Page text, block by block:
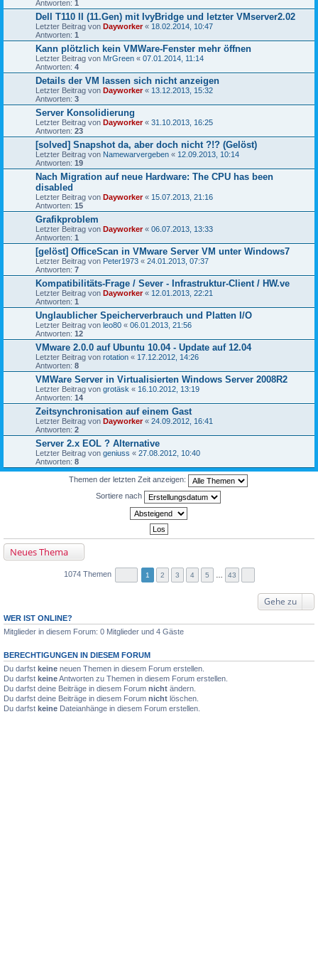
Antworten: 1
Dell T110 II (11.Gen) mit IvyBridge und letzter VMserver2.02
Letzter Beitrag von Dayworker« 18.02.2014, 10:47
Antworten: 1
Kann plötzlich kein VMWare-Fenster mehr öffnen
Letzter Beitrag von MrGreen « 07.01.2014, 11:14
Antworten: 4
Details der VM lassen sich nicht anzeigen
Letzter Beitrag von Dayworker« 13.12.2013, 15:32
Antworten: 3
Server Konsolidierung
Letzter Beitrag von Dayworker« 31.10.2013, 16:25
Antworten: 23
[solved] Snapshot da, aber doch nicht ?!? (Gelöst)
Letzter Beitrag von Namewarvergeben « 12.09.2013, 10:14
Antworten: 19
Nach Migration auf neue Hardware: The CPU has been
disabled
Letzter Beitrag von Dayworker« 15.07.2013, 21:16
Antworten: 15
Grafikproblem
Letzter Beitrag von Dayworker« 06.07.2013, 13:33
Antworten: 1
[gelöst] OfficeScan in VMware Server VM unter Windows7
Letzter Beitrag von Peter1973 « 24.01.2013, 07:37
Antworten: 7
Kompatibilitäts-Frage / Sever - Infrastruktur-Client / HW.ve
Letzter Beitrag von Dayworker« 12.01.2013, 22:21
Antworten: 1
Unglaublicher Speicherverbrauch und Platten I/O
Letzter Beitrag von leo80 « 06.01.2013, 21:56
Antworten: 12
VMware 2.0.0 auf Ubuntu 10.04 - Update auf 12.04
Letzter Beitrag von rotation « 17.12.2012, 14:26
Antworten: 8
VMWare Server in Virtualisierten Windows Server 2008R2
Letzter Beitrag von grotäsk « 16.10.2012, 13:19
Antworten: 14
Zeitsynchronisation auf einem Gast
Letzter Beitrag von Dayworker« 24.09.2012, 16:41
Antworten: 2
Server 2.x EOL ? Alternative
Letzter Beitrag von geniuss « 27.08.2012, 10:40
Antworten: 8
Themen der letzten Zeit anzeigen:
Sortiere nach
Neues Thema
1074 Themen 1 2 3 4 5 43
Gehe zu
WER IST ONLINE?
Mitglieder in diesem Forum: 0 Mitglieder und 4 Gäste
BERECHTIGUNGEN IN DIESEM FORUM
Du darfst keine neuen Themen in diesem Forum erstellen.
Du darfst keineAntworten zu Themen in diesem Forum erstellen.
Du darfst deine Beiträge in diesem Forum nicht ändern.
Du darfst deine Beiträge in diesem Forum nicht löschen.
Du darfst keine Dateianhänge in diesem Forum erstellen.